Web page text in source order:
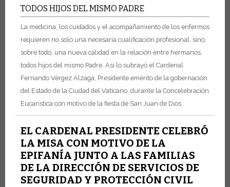
TODOS HIJOS DEL MISMO PADRE
La medicina, los cuidados y el acompañamiento de los enfermos
requieren no solo una necesaria cualificación profesional, sino,
sobre todo, una nueva calidad en la relación entre hermanos,
todos hijos del mismo Padre. Así lo subrayó el Cardenal
Fernando Vérgez Alzaga, Presidente emérito de la gobernación
del Estado de la Ciudad del Vaticano, durante la Concelebración
Eucarística con motivo de la fiesta de San Juan de Dios.
EL CARDENAL PRESIDENTE CELEBRÓ
LA MISA CON MOTIVO DE LA
EPIFANÍA JUNTO A LAS FAMILIAS
DE LA DIRECCIÓN DE SERVICIOS DE
SEGURIDAD Y PROTECCIÓN CIVIL